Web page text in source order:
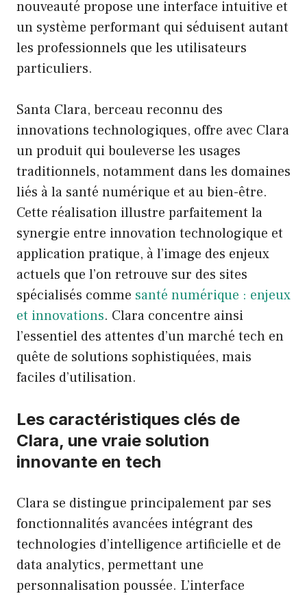
nouveauté propose une interface intuitive et
un système performant qui séduisent autant
les professionnels que les utilisateurs
particuliers.
Santa Clara, berceau reconnu des
innovations technologiques, offre avec Clara
un produit qui bouleverse les usages
traditionnels, notamment dans les domaines
liés à la santé numérique et au bien-être.
Cette réalisation illustre parfaitement la
synergie entre innovation technologique et
application pratique, à l’image des enjeux
actuels que l’on retrouve sur des sites
spécialisés comme santé numérique : enjeux
et innovations. Clara concentre ainsi
l’essentiel des attentes d’un marché tech en
quête de solutions sophistiquées, mais
faciles d’utilisation.
Les caractéristiques clés de
Clara, une vraie solution
innovante en tech
Clara se distingue principalement par ses
fonctionnalités avancées intégrant des
technologies d’intelligence artificielle et de
data analytics, permettant une
personnalisation poussée. L’interface